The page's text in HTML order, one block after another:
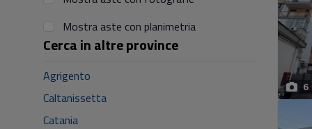
Mostra aste con planimetria
Cerca in altre province
Agrigento
Caltanissetta
Catania
6